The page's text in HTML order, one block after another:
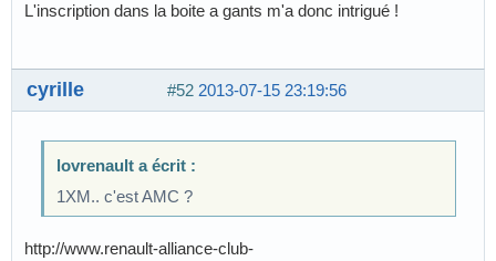
L'inscription dans la boite a gants m'a donc intrigué !
#52 2013-07-15 23:19:56
cyrille
lovrenault a écrit :
1XM.. c'est AMC ?
http://www.renault-alliance-club-